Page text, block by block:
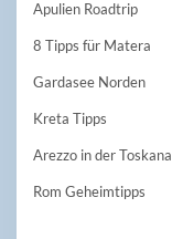
Apulien Roadtrip
8 Tipps für Matera
Gardasee Norden
Kreta Tipps
Arezzo in der Toskana
Rom Geheimtipps